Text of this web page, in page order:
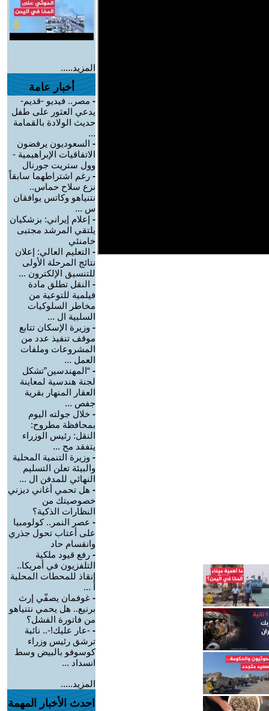
المزيد.....
أخبار عامة
- مصر.. فيديو -قديم-
يدعي العثور على طفل
حديث الولادة بالقمامة
...
- السعوديون يرفضون
الاتفاقيات الإبراهيمية -
وول ستريت جورنال
- رغم اشتراطهما سابقاً
نزع سلاح حماس..
نتنياهو وكاتس يوافقان
س ...
- إعلام إيراني: بزشكيان
يلتقي المرشد مجتبى
خامنئي
- التعليم العالي: إعلان
نتائج المرحلة الأولى
للتنسيق الإلكترون ...
- النقل تطلق مادة
فيلمية للتوعية من
مخاطر السلوكيات
السلبية ال ...
- وزيرة الإسكان تتابع
موقف تنفيذ عدد من
المشروعات وملفات
العمل ...
- “المهندسين”تشكل
لجنة هندسية لمعاينة
العقار المنهار بقرية
جفص ...
- خلال جولته اليوم
بمحافظة مطروح:
النقل: رئيس الوزراء
يتفقد مح ...
- وزيرة التنمية المحلية
والبيئة تعلن التسليم
النهائي للمدفن ال ...
- هل تحمي أغاني ديزني
خصوصيتك من
النظارات الذكية؟
- عصر النمر.. كولومبيا
على أعتاب تحول جذري
وانقسام حاد
- رفع قيود ملكية
التلفزيون في أمريكا..
إنقاذ للمحطات المحلية
أ ...
- غوفمان يصفّي إرث
برنيع.. هل يحمي نتنياهو
من فاتورة الفشل؟
- -عار عليك!-.. نائبة
ترشق رئيس وزراء
كوسوفو بالبيض وسط
انسداد ...
المزيد.....
احدث الأخبار المهمة